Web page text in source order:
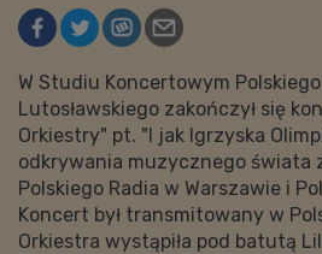
W Studiu Koncertowym
Lutosławskiego zakończył się
Orkiestry" pt. "I jak Igrzyska
odkrywania muzycznego świata
Polskiego Radia w Warszawie i
Koncert był transmitowany w
Orkiestra wystąpiła pod batutą